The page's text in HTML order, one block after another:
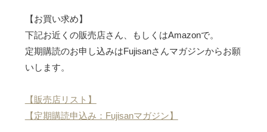
【お買い求め】
下記お近くの販売店さん、もしくはAmazonで。
定期購読のお申し込みはFujisanさんマガジンからお願
いします。
【販売店リスト】
【定期購読申込み：Fujisanマガジン】